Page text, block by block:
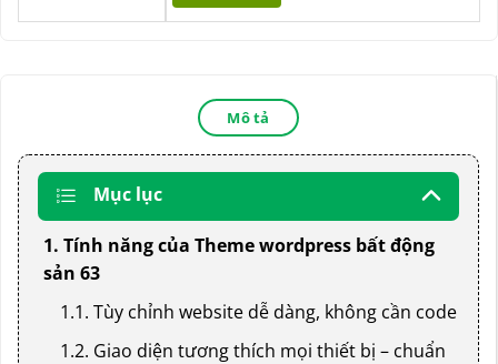
Mô tả
Mục lục
1. Tính năng của Theme wordpress bất động
sản 63
1.1. Tùy chỉnh website dễ dàng, không cần code
1.2. Giao diện tương thích mọi thiết bị – chuẩn